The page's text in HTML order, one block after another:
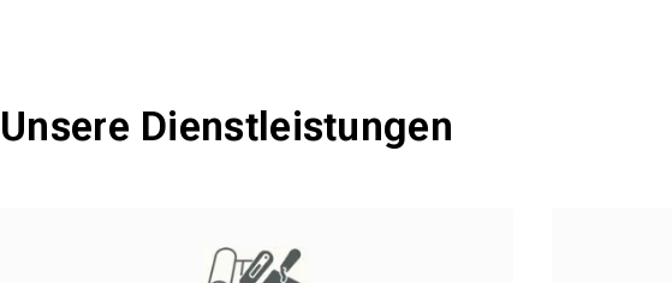
Unsere Dienstleistungen